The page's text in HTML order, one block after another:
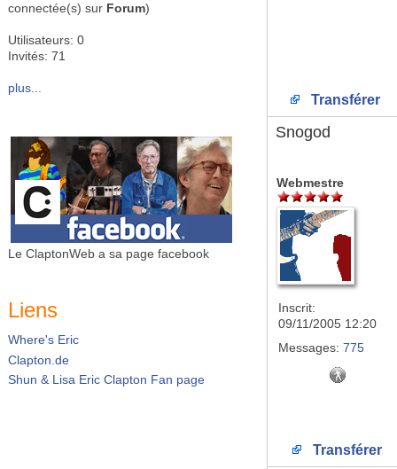
connectée(s) sur Forum)
Utilisateurs: 0
Invités: 71
plus...
Le ClaptonWeb a sa page facebook
Liens
Where's Eric
Clapton.de
Shun & Lisa Eric Clapton Fan page
Transférer
Snogod
Webmestre
Inscrit:
09/11/2005 12:20
Messages: 775
Transférer